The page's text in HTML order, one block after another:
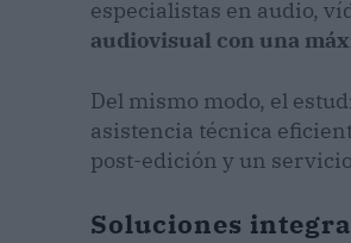
especialistas en audio,
audiovisual con una
Del mismo modo, el
asistencia técnica
post-edición y un
Soluciones